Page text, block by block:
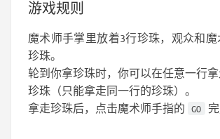
游戏规则
魔术师手掌里放着3行珍珠，观众和
珍珠。
轮到你拿珍珠时，你可以在任意一行
珍珠（只能拿走同一行的珍珠）。
拿走珍珠后，点击魔术师手指的
GO